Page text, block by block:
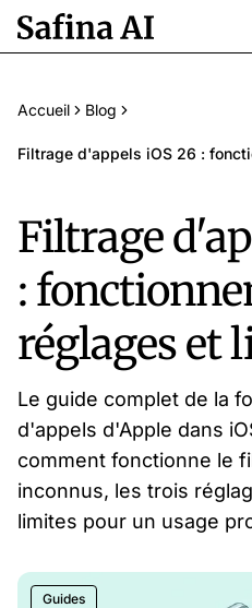
Accueil Blog
Filtrage d'appels iOS 26 :
Filtrage
:
réglages et
Le guide complet de la
d'appels d'Apple dans
comment fonctionne le
inconnus, les trois
limites pour un usage
Guides